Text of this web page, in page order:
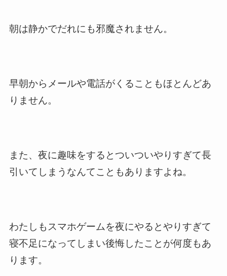
朝は静かでだれにも邪魔されません。
早朝からメールや電話がくることもほとんどあ
りません。
また、夜に趣味をするとついついやりすぎて長
引いてしまうなんてこともありますよね。
わたしもスマホゲームを夜にやるとやりすぎて
寝不足になってしまい後悔したことが何度もあ
ります。